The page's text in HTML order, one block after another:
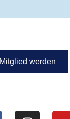
Mitglied werden